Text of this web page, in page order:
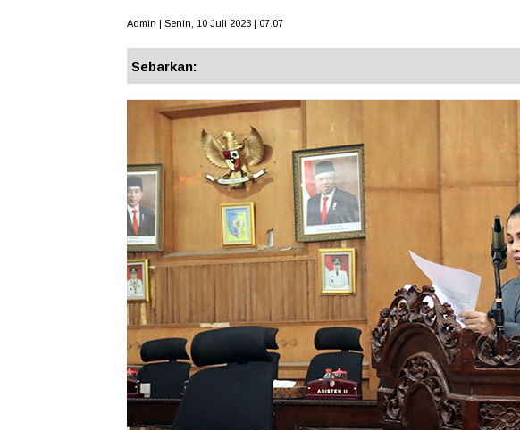
Admin | Senin, 10 Juli 2023 | 07.07
Sebarkan: